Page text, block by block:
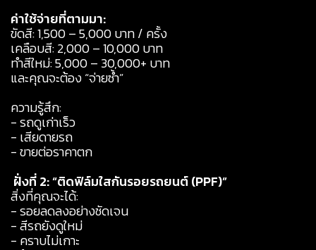
ค่าใช้จ่ายที่ตามมา:
ขัดสี: 1,500 – 5,000 บาท / ครั้ง
เคลือบสี: 2,000 – 10,000 บาท
ทำสีใหม่: 5,000 – 30,000+ บาท
และคุณจะต้อง “จ่ายซ้ำ”
ความรู้สึก:
- รถดูเก่าเร็ว
- เสียดายรถ
- ขายต่อราคาตก
ฝั่งที่ 2: “ติดฟิล์มใสกันรอยรถยนต์ (PPF)”
สิ่งที่คุณจะได้:
- รอยลดลงอย่างชัดเจน
- สีรถยังดูใหม่
- คราบไม่เกาะ